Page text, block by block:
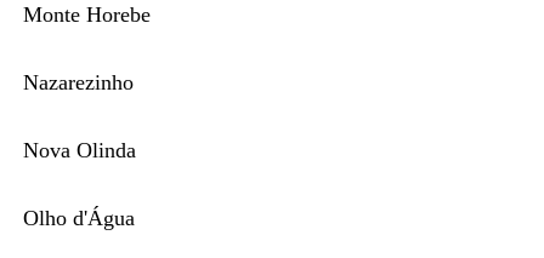
Monte Horebe
Nazarezinho
Nova Olinda
Olho d'Água